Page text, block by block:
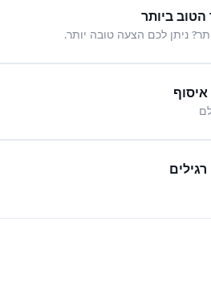
ביותר
ניתן לכם הצעה טובה יותר.